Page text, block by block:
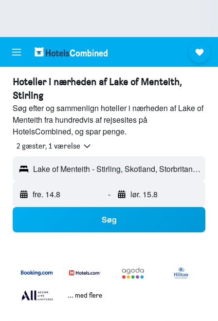
Hoteller i nærheden af Lake of Menteith,
Stirling
Søg efter og sammenlign hoteller i nærheden af Lake of
Menteith fra hundredvis af rejsesites på
HotelsCombined, og spar penge.
2 gæster, 1 værelse
Lake of Menteith - Stirling, Skotland, Storbritannien
fre. 14.8 - lør. 15.8
Søg
... med flere